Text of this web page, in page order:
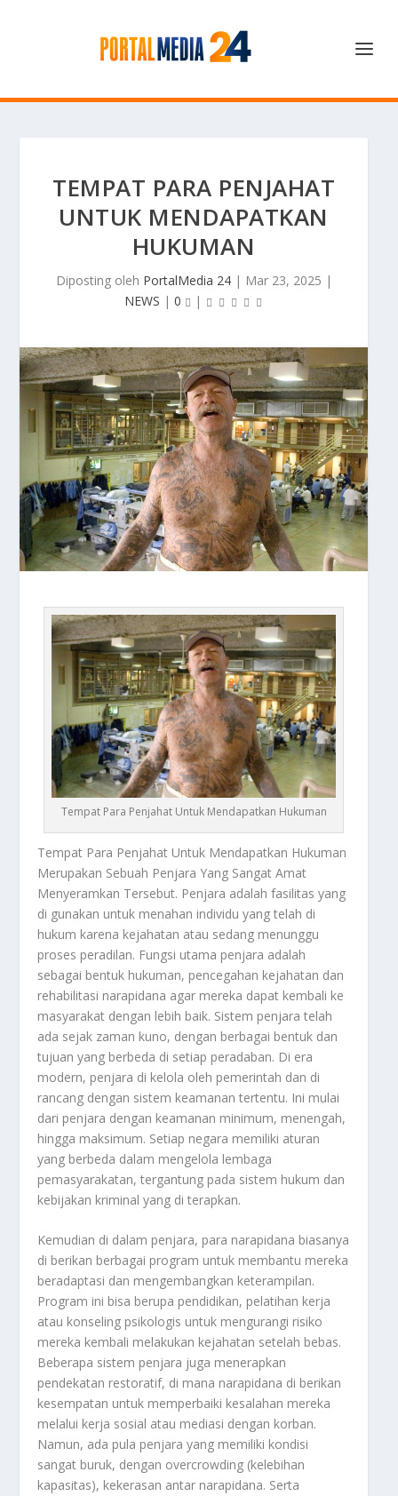
TEMPAT PARA PENJAHAT
UNTUK MENDAPATKAN
HUKUMAN
Diposting oleh PortalMedia 24| Mar 23, 2025 |
NEWS | 0 |
Tempat Para Penjahat Untuk Mendapatkan Hukuman
Tempat Para Penjahat Untuk Mendapatkan Hukuman
Merupakan Sebuah Penjara Yang Sangat Amat
Menyeramkan Tersebut. Penjara adalah fasilitas yang
di gunakan untuk menahan individu yang telah di
hukum karena kejahatan atau sedang menunggu
proses peradilan. Fungsi utama penjara adalah
sebagai bentuk hukuman, pencegahan kejahatan dan
rehabilitasi narapidana agar mereka dapat kembali ke
masyarakat dengan lebih baik. Sistem penjara telah
ada sejak zaman kuno, dengan berbagai bentuk dan
tujuan yang berbeda di setiap peradaban. Di era
modern, penjara di kelola oleh pemerintah dan di
rancang dengan sistem keamanan tertentu. Ini mulai
dari penjara dengan keamanan minimum, menengah,
hingga maksimum. Setiap negara memiliki aturan
yang berbeda dalam mengelola lembaga
pemasyarakatan, tergantung pada sistem hukum dan
kebijakan kriminal yang di terapkan.
Kemudian di dalam penjara, para narapidana biasanya
di berikan berbagai program untuk membantu mereka
beradaptasi dan mengembangkan keterampilan.
Program ini bisa berupa pendidikan, pelatihan kerja
atau konseling psikologis untuk mengurangi risiko
mereka kembali melakukan kejahatan setelah bebas.
Beberapa sistem penjara juga menerapkan
pendekatan restoratif, di mana narapidana di berikan
kesempatan untuk memperbaiki kesalahan mereka
melalui kerja sosial atau mediasi dengan korban.
Namun, ada pula penjara yang memiliki kondisi
sangat buruk, dengan overcrowding (kelebihan
kapasitas), kekerasan antar narapidana. Serta